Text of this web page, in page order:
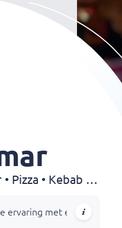
Kapsalon • Hamburgers • Shoarma • Döner • Pizza • Kebab • Mediterraans • Kip • Spareribs • Dürüm
met een breed